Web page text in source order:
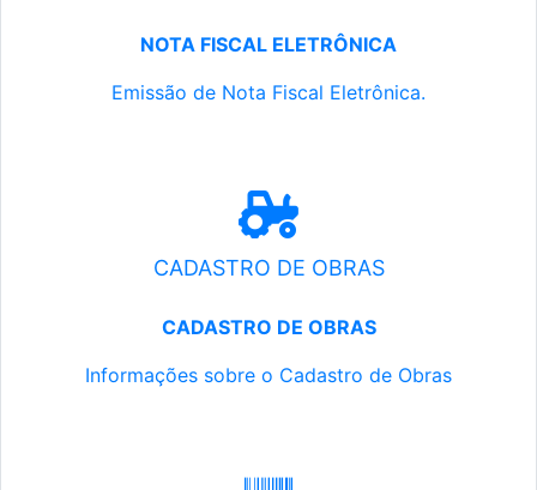
NOTA FISCAL ELETRÔNICA
Emissão de Nota Fiscal Eletrônica.
CADASTRO DE OBRAS
CADASTRO DE OBRAS
Informações sobre o Cadastro de Obras